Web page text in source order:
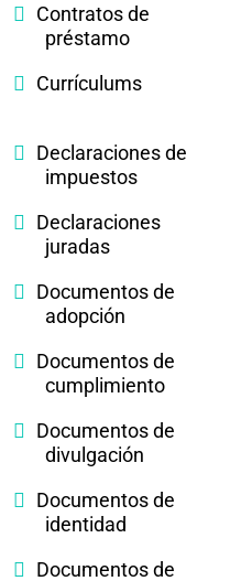
Contratos de
préstamo
Currículums
Declaraciones de
impuestos
Declaraciones
juradas
Documentos de
adopción
Documentos de
cumplimiento
Documentos de
divulgación
Documentos de
identidad
Documentos de